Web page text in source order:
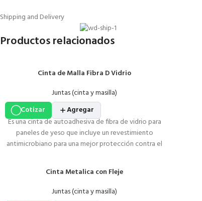
Shipping and Delivery
Productos relacionados
Cinta de Malla Fibra D Vidrio
Juntas (cinta y masilla)
Cotizar
Agregar
Es una cinta de autoadhesiva de fibra de vidrio para
paneles de yeso que incluye un revestimiento
antimicrobiano para una mejor protección contra el
yeso RH.
Cinta Metalica con Fleje
Juntas (cinta y masilla)